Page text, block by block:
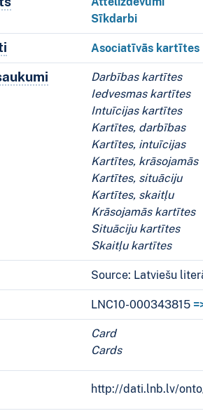
Sīkdarbi
Šaurāki koncepti.Asociatīvās kartītes
Koncepta alternatīvie
Darbības kartītes
Iedvesmas kartītes
Intuīcijas kartītes
Kartītes, darbības
Kartītes, intuīcijas
Kartītes, krāsojamās
Kartītes, situāciju
Kartītes, skaitļu
Krāsojamās kartītes
Situāciju kartītes
Skaitļu kartītes
Source: Latviešu
LNC10-000343815
šim konceptam citās valodās.
Card
Cards
http://dati.lnb.lv/